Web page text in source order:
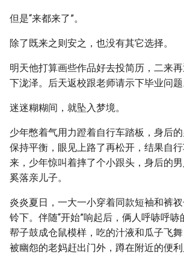
但是“来都来了”。
除了既来之则安之，也没有其它选择。
明天他打算画些作品好去投简历，二来
下泷泽。后天返校跟老师请示下毕业问题
迷迷糊糊间，就坠入梦境。
少年憋着气用力蹬着自行车踏板，身后
保持平衡，眼见上路了再松开，结果自
来，少年惊叫着摔了个小跟头，身后的
奚落亲儿子。
炎炎夏日，一大一小穿着同款短袖和裤
铃下。伴随“开始”响起后，俩人呼哧呼
帮子鼓成仓鼠模样，吃的汁液和瓜子飞
被幽怨的老妈赶出门外，蹲在附近的便